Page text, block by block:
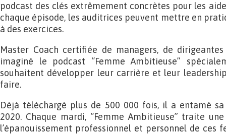
podcast des clés extrêmement concrètes pour les
chaque épisode, les auditrices peuvent mettre en
à des exercices.
Master Coach certifiée de managers, de
imaginé le podcast “Femme Ambitieuse”
souhaitent développer leur carrière et leur
faire.
Déjà téléchargé plus de 500 000 fois, il a entamé
2020. Chaque mardi, “Femme Ambitieuse” traite
l’épanouissement professionnel et personnel de ces